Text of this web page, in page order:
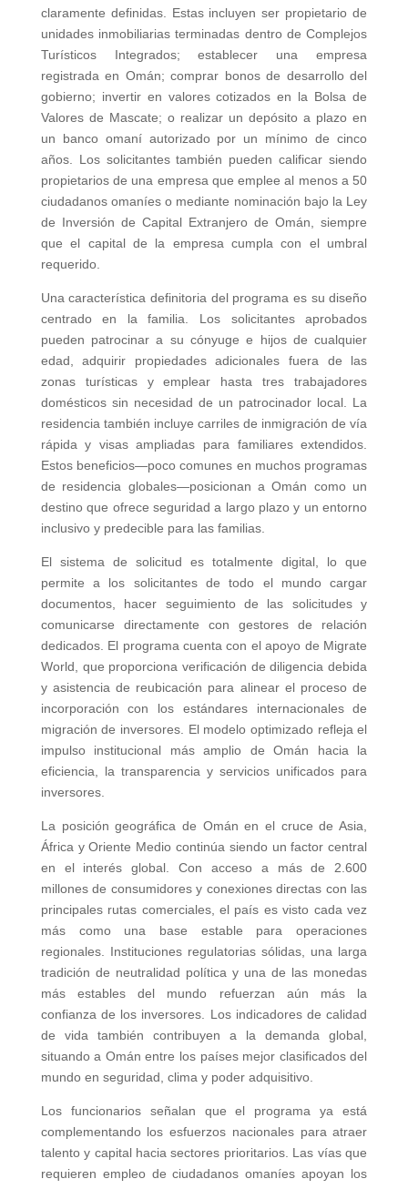
claramente definidas. Estas incluyen ser propietario de
unidades inmobiliarias terminadas dentro de Complejos
Turísticos Integrados; establecer una empresa
registrada en Omán; comprar bonos de desarrollo del
gobierno; invertir en valores cotizados en la Bolsa de
Valores de Mascate; o realizar un depósito a plazo en
un banco omaní autorizado por un mínimo de cinco
años. Los solicitantes también pueden calificar siendo
propietarios de una empresa que emplee al menos a 50
ciudadanos omaníes o mediante nominación bajo la Ley
de Inversión de Capital Extranjero de Omán, siempre
que el capital de la empresa cumpla con el umbral
requerido.
Una característica definitoria del programa es su diseño
centrado en la familia. Los solicitantes aprobados
pueden patrocinar a su cónyuge e hijos de cualquier
edad, adquirir propiedades adicionales fuera de las
zonas turísticas y emplear hasta tres trabajadores
domésticos sin necesidad de un patrocinador local. La
residencia también incluye carriles de inmigración de vía
rápida y visas ampliadas para familiares extendidos.
Estos beneficios—poco comunes en muchos programas
de residencia globales—posicionan a Omán como un
destino que ofrece seguridad a largo plazo y un entorno
inclusivo y predecible para las familias.
El sistema de solicitud es totalmente digital, lo que
permite a los solicitantes de todo el mundo cargar
documentos, hacer seguimiento de las solicitudes y
comunicarse directamente con gestores de relación
dedicados. El programa cuenta con el apoyo de Migrate
World, que proporciona verificación de diligencia debida
y asistencia de reubicación para alinear el proceso de
incorporación con los estándares internacionales de
migración de inversores. El modelo optimizado refleja el
impulso institucional más amplio de Omán hacia la
eficiencia, la transparencia y servicios unificados para
inversores.
La posición geográfica de Omán en el cruce de Asia,
África y Oriente Medio continúa siendo un factor central
en el interés global. Con acceso a más de 2.600
millones de consumidores y conexiones directas con las
principales rutas comerciales, el país es visto cada vez
más como una base estable para operaciones
regionales. Instituciones regulatorias sólidas, una larga
tradición de neutralidad política y una de las monedas
más estables del mundo refuerzan aún más la
confianza de los inversores. Los indicadores de calidad
de vida también contribuyen a la demanda global,
situando a Omán entre los países mejor clasificados del
mundo en seguridad, clima y poder adquisitivo.
Los funcionarios señalan que el programa ya está
complementando los esfuerzos nacionales para atraer
talento y capital hacia sectores prioritarios. Las vías que
requieren empleo de ciudadanos omaníes apoyan los